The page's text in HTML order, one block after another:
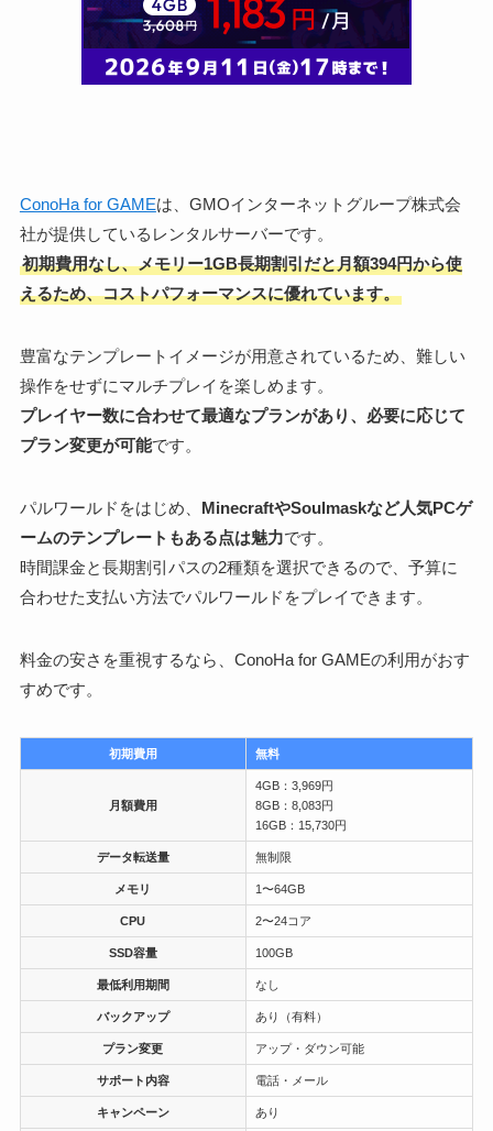
ConoHa for GAMEは、GMOインターネットグループ株式会
社が提供しているレンタルサーバーです。
初期費用なし、メモリー1GB長期割引だと月額394円から使
えるため、コストパフォーマンスに優れています。
豊富なテンプレートイメージが用意されているため、難しい
操作をせずにマルチプレイを楽しめます。
プレイヤー数に合わせて最適なプランがあり、必要に応じて
プラン変更が可能です。
パルワールドをはじめ、 MinecraftやSoulmaskなど人気PCゲ
ームのテンプレートもある点は魅力です。
時間課金と長期割引パスの2種類を選択できるので、予算に
合わせた支払い方法でパルワールドをプレイできます。
料金の安さを重視するなら、ConoHa for GAMEの利用がおす
すめです。
初期費用 無料
月額費用
4GB：3,969円
8GB：8,083円
16GB：15,730円
データ転送量 無制限
メモリ 1〜64GB
CPU 2〜24コア
SSD容量 100GB
最低利用期間 なし
バックアップ あり（有料）
プラン変更 アップ・ダウン可能
サポート内容 電話・メール
キャンペーン あり